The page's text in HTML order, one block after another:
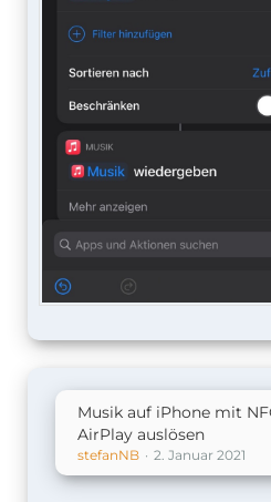
Musik auf iPhone mit
AirPlay auslösen
stefanNB 2. Januar 2021